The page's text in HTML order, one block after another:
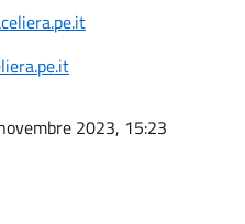
2023, 15:23